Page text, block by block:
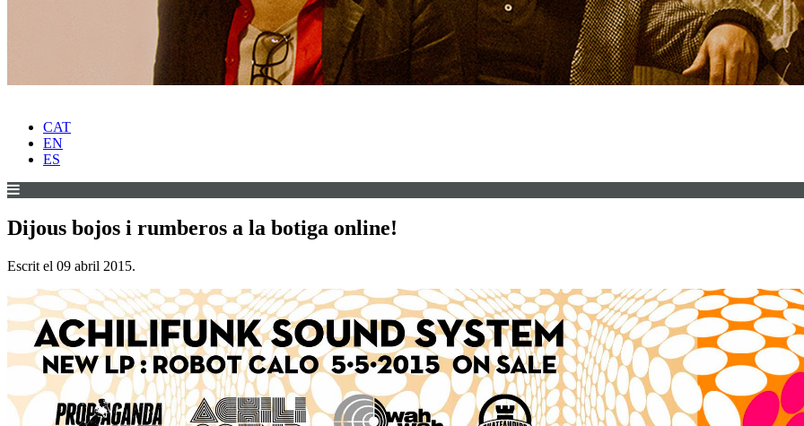
CAT
EN
ES
Dijous bojos i rumberos a la botiga online!
Escrit el 09 abril 2015.